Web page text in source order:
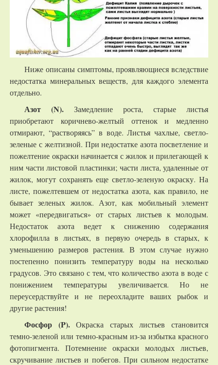
Ниже описаны симптомы, проявляющиеся вследствие
недостатка минеральных веществ, для каждого элемента
отдельно.
Азот (N). Замедление роста, старые листья
приобретают коричнево-желтый оттенок и медленно
отмирают, “растворяясь” в воде. Листья чахлые, светло-
зеленые с желтизной. При недостатке азота посветление и
пожелтение окраски начинается с жилок и прилегающей к
ним части листовой пластинки; части листа, удаленные от
жилок, могут сохранять еще светло-зеленую окраску. На
листе, пожелтевшем от недостатка азота, как правило, не
бывает зеленых жилок. Азот, как мобильный элемент
может «передвигаться» от старых листьев к молодым.
Недостаток азота ведет к снижению содержания
хлорофилла в листьях, в первую очередь в старых, к
уменьшению размеров растения. В этом случае нужно
постепенно понизить температуру воды на несколько
градусов. Это связано с тем, что количество азота в воде с
понижением температуры увеличивается. Но не
переусердствуйте и не переохладите ваших рыбок и
другие растения!
Фосфор (P).Окраска старых листьев становится
темно-зеленой или темно-красным из-за избытка красного
фотопигмента. Потемнение окраски молодых листьев,
скручивание листьев и побегов. При сильном недостатке